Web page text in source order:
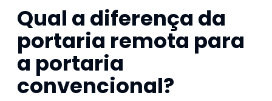
Qual a diferença da
portaria remota para
a portaria
convencional?